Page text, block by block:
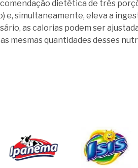
dietética de três
e, simultaneamente, eleva a
as calorias podem ser
mesmas quantidades desses